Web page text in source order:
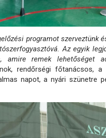
programot szerveztünk
Az egyik
amire remek lehetőséget
rendőrségi főtanácsos, a
napot, a nyári szünetre